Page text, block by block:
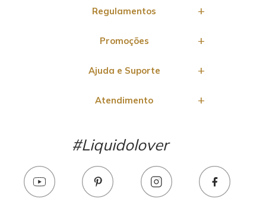
Regulamentos
Promoções
Ajuda e Suporte
Atendimento
#Liquidolover